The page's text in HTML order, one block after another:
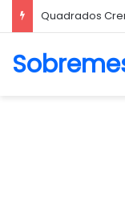
Biscoito